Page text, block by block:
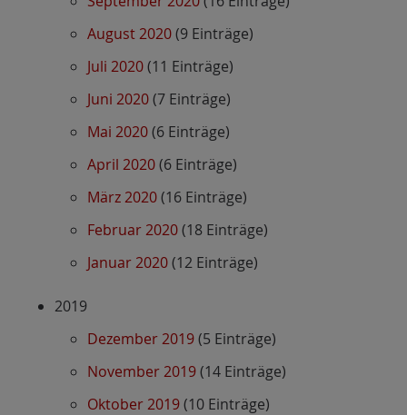
August 2020(9 Einträge)
Juli 2020(11 Einträge)
Juni 2020(7 Einträge)
Mai 2020(6 Einträge)
April 2020(6 Einträge)
März 2020(16 Einträge)
Februar 2020(18 Einträge)
Januar 2020(12 Einträge)
2019
Dezember 2019(5 Einträge)
November 2019(14 Einträge)
Oktober 2019(10 Einträge)